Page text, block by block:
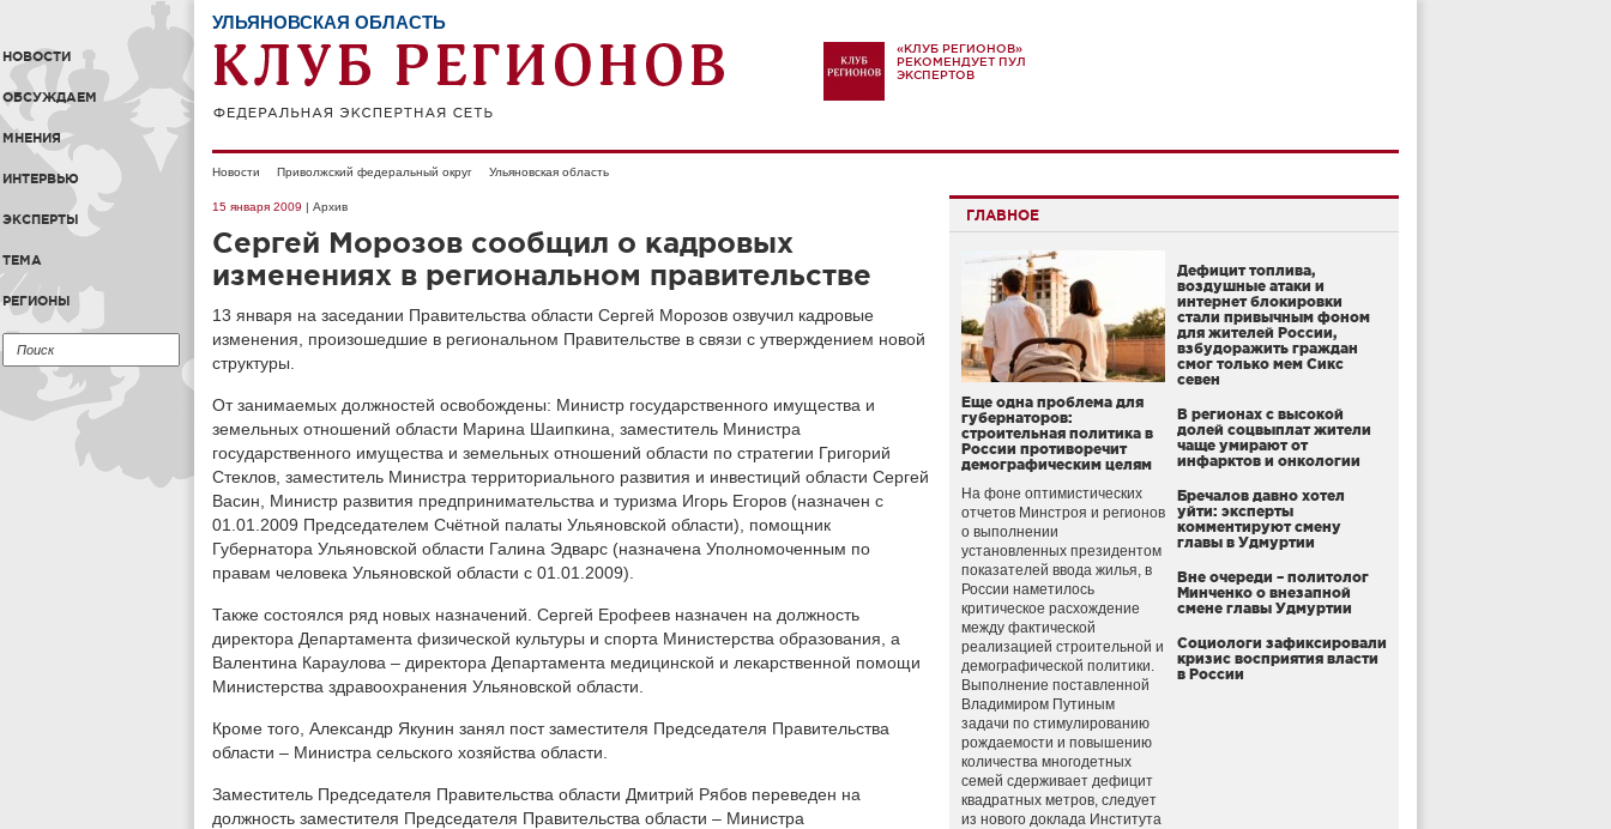
НОВОСТИ
ОБСУЖДАЕМ
МНЕНИЯ
ИНТЕРВЬЮ
ЭКСПЕРТЫ
ТЕМА
РЕГИОНЫ
УЛЬЯНОВСКАЯ ОБЛАСТЬ
«КЛУБ РЕГИОНОВ»
РЕКОМЕНДУЕТ ПУЛ
ЭКСПЕРТОВ
Новости Приволжский федеральный округ Ульяновская область
15 января 2009 | Архив
Сергей Морозов сообщил о кадровых
изменениях в региональном правительстве
13 января на заседании Правительства области Сергей Морозов озвучил кадровые
изменения, произошедшие в региональном Правительстве в связи с утверждением новой
структуры.
От занимаемых должностей освобождены: Министр государственного имущества и
земельных отношений области Марина Шаипкина, заместитель Министра
государственного имущества и земельных отношений области по стратегии Григорий
Стеклов, заместитель Министра территориального развития и инвестиций области Сергей
Васин, Министр развития предпринимательства и туризма Игорь Егоров (назначен с
01.01.2009 Председателем Счётной палаты Ульяновской области), помощник
Губернатора Ульяновской области Галина Эдварс (назначена Уполномоченным по
правам человека Ульяновской области с 01.01.2009).
Также состоялся ряд новых назначений. Сергей Ерофеев назначен на должность
директора Департамента физической культуры и спорта Министерства образования, а
Валентина Караулова – директора Департамента медицинской и лекарственной помощи
Министерства здравоохранения Ульяновской области.
Кроме того, Александр Якунин занял пост заместителя Председателя Правительства
области – Министра сельского хозяйства области.
Заместитель Председателя Правительства области Дмитрий Рябов переведен на
должность заместителя Председателя Правительства области – Министра
ГЛАВНОЕ
Еще одна проблема для
губернаторов:
строительная политика в
России противоречит
демографическим целям
На фоне оптимистических
отчетов Минстроя и регионов
о выполнении
установленных президентом
показателей ввода жилья, в
России наметилось
критическое расхождение
между фактической
реализацией строительной и
демографической политики.
Выполнение поставленной
Владимиром Путиным
задачи по стимулированию
рождаемости и повышению
количества многодетных
семей сдерживает дефицит
квадратных метров, следует
из нового доклада Института
Дефицит топлива,
воздушные атаки и
интернет блокировки
стали привычным фоном
для жителей России,
взбудоражить граждан
смог только мем Сикс
севен
В регионах с высокой
долей соцвыплат жители
чаще умирают от
инфарктов и онкологии
Бречалов давно хотел
уйти: эксперты
комментируют смену
главы в Удмуртии
Вне очереди – политолог
Минченко о внезапной
смене главы Удмуртии
Социологи зафиксировали
кризис восприятия власти
в России